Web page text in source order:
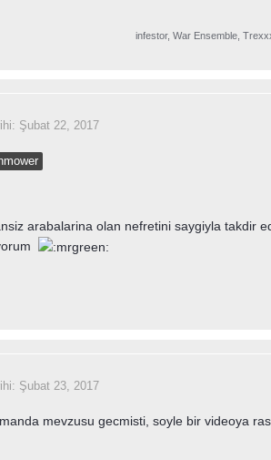
infestor, War Ensemble,
Şubat 22, 2017
arabalarina olan nefretini saygiyla takdir
Şubat 23, 2017
mevzusu gecmisti, soyle bir videoya